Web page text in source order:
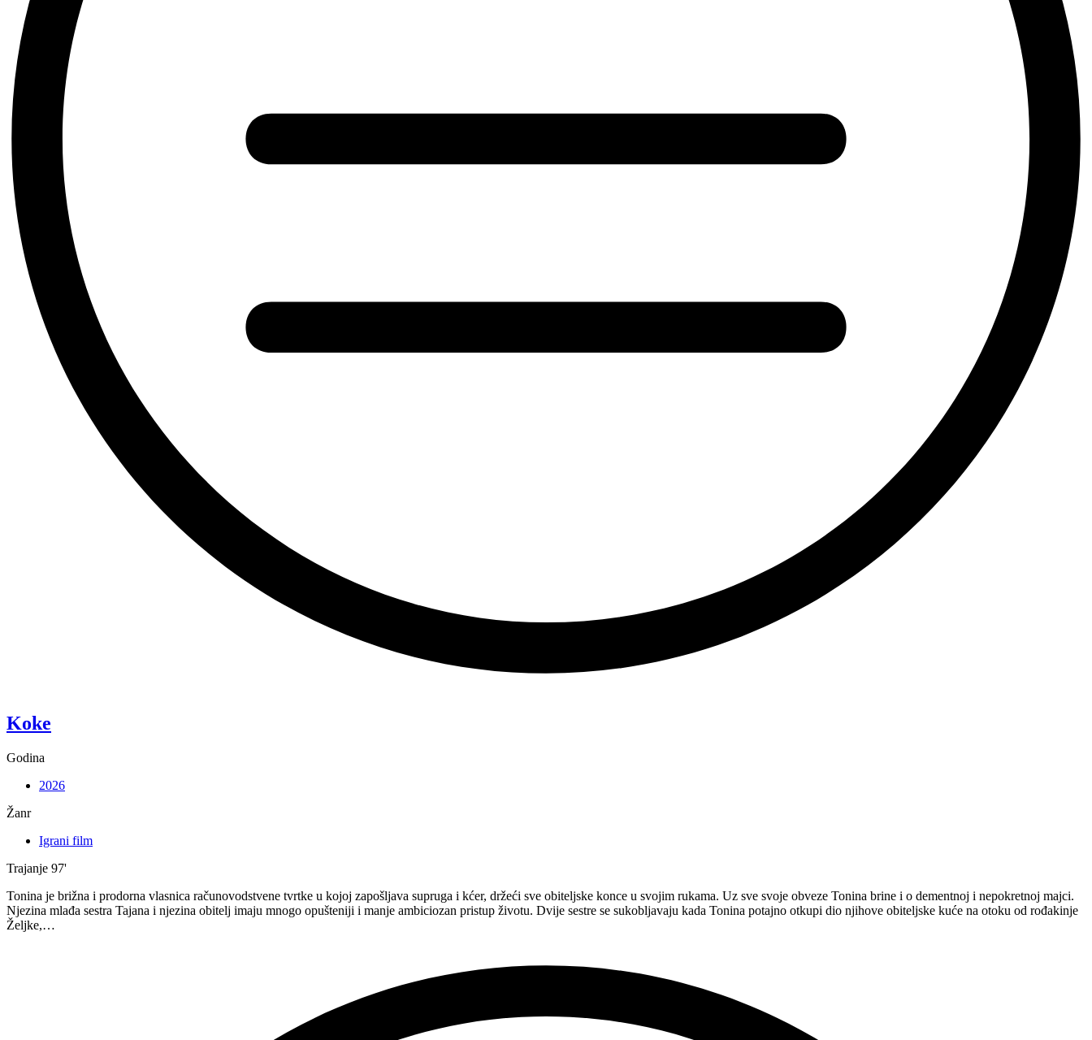
Koke
Godina
2026
Žanr
Igrani film
Trajanje 97'
Tonina je brižna i prodorna vlasnica računovodstvene tvrtke u kojoj zapošljava supruga i kćer, držeći sve obiteljske konce u svojim rukama. Uz sve svoje obveze Tonina brine i o dementnoj i nepokretnoj majci.
Njezina mlađa sestra Tajana i njezina obitelj imaju mnogo opušteniji i manje ambiciozan pristup životu. Dvije sestre se sukobljavaju kada Tonina potajno otkupi dio njihove obiteljske kuće na otoku od rođakinje
Željke,…